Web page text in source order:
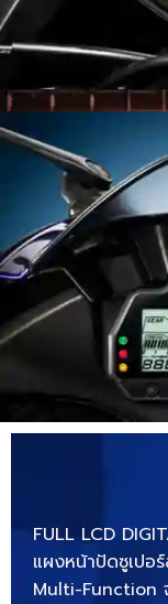
FULL LCD
แผงหน้าปัดซูเปอ
Multi-Function